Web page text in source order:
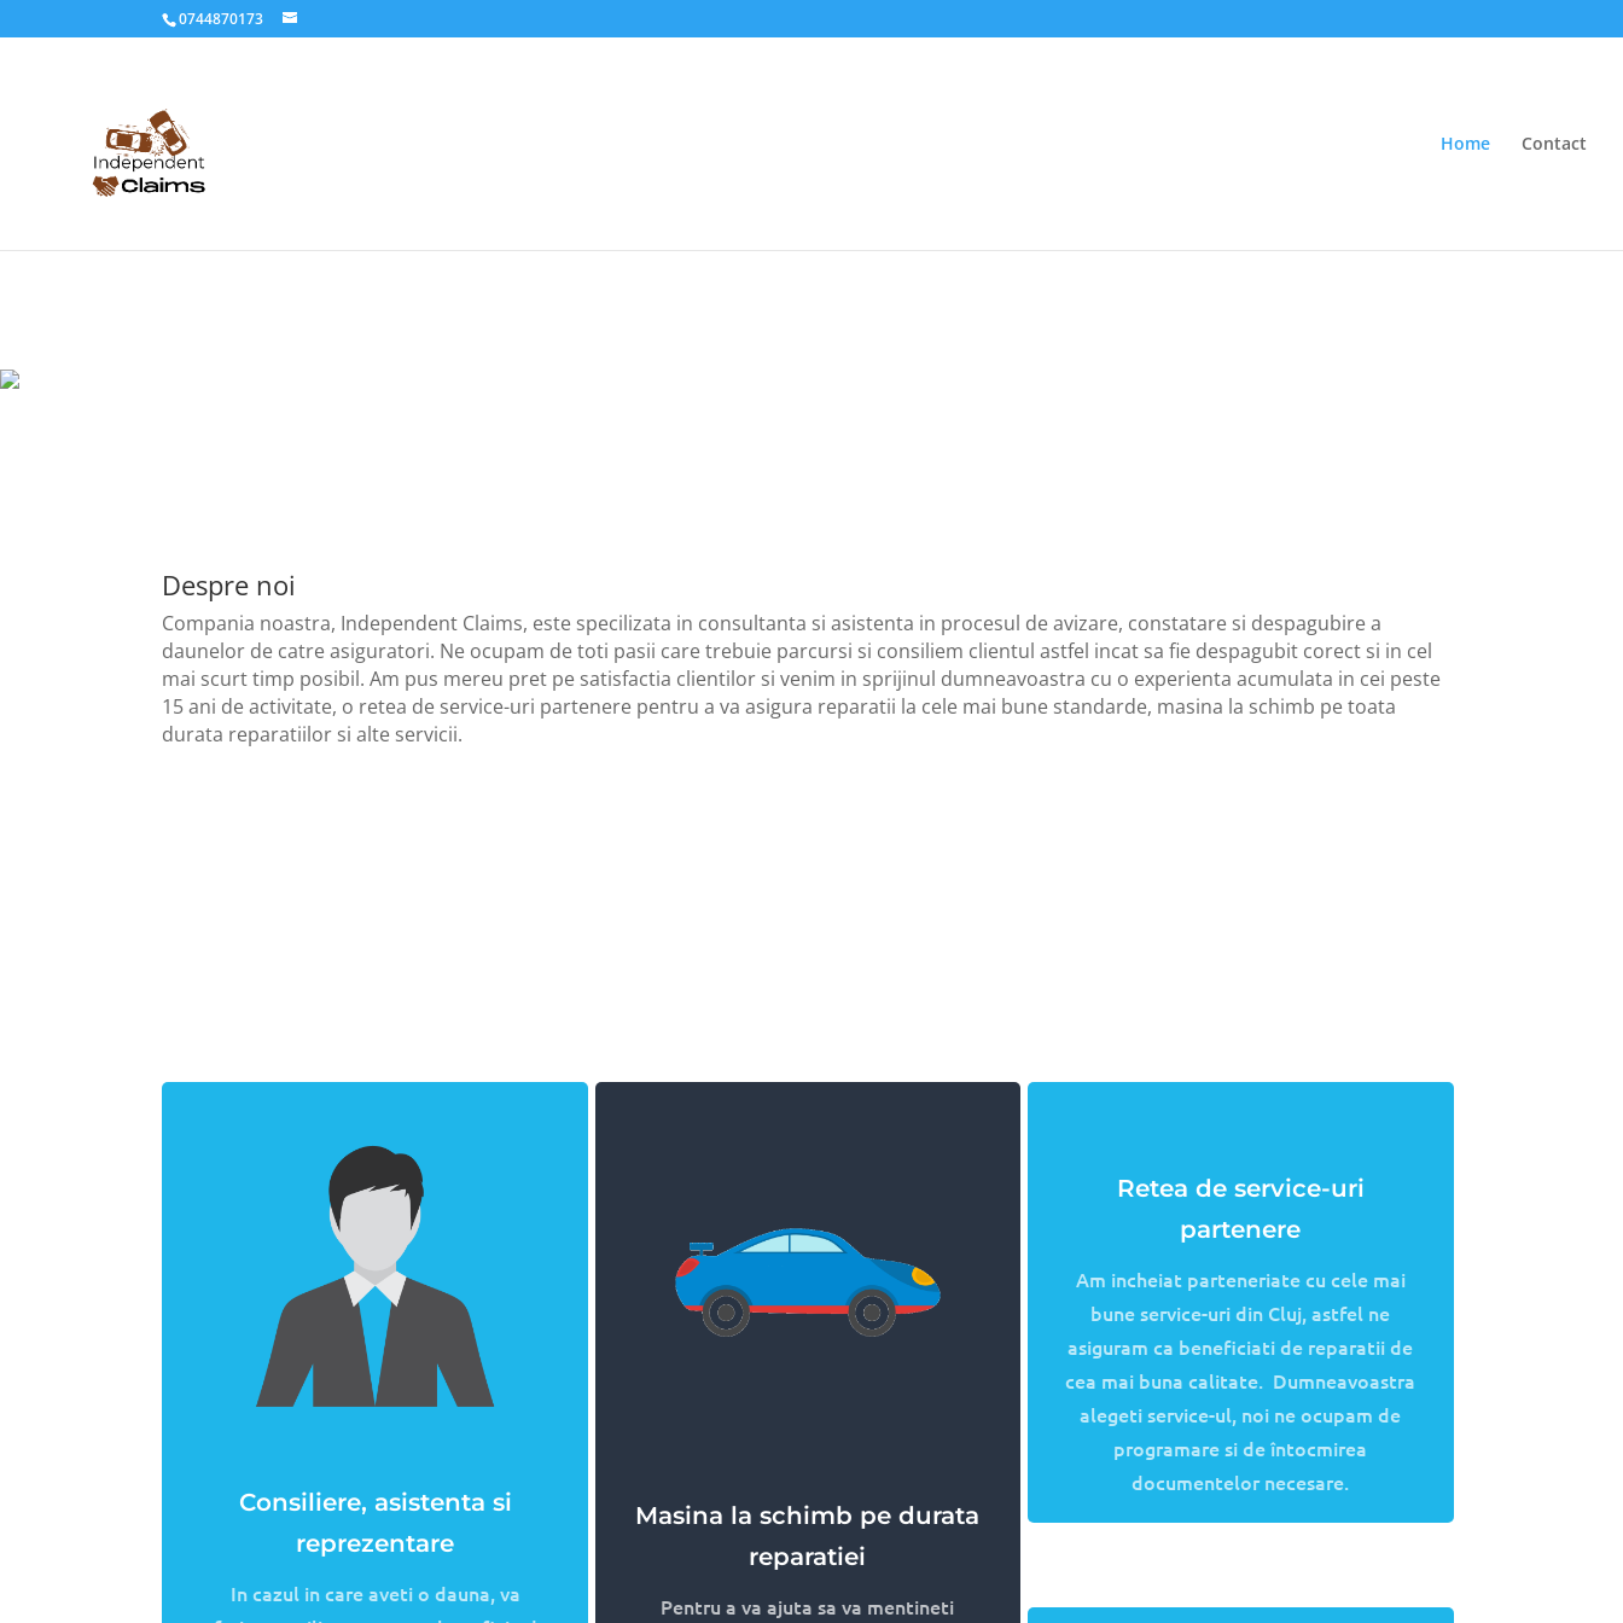
0744870173
Home Contact
Despre noi
Compania noastra, Independent Claims, este specilizata in consultanta si asistenta in procesul de avizare, constatare si despagubire a
daunelor de catre asiguratori. Ne ocupam de toti pasii care trebuie parcursi si consiliem clientul astfel incat sa fie despagubit corect si in cel
mai scurt timp posibil. Am pus mereu pret pe satisfactia clientilor si venim in sprijinul dumneavoastra cu o experienta acumulata in cei peste
15 ani de activitate, o retea de service-uri partenere pentru a va asigura reparatii la cele mai bune standarde, masina la schimb pe toata